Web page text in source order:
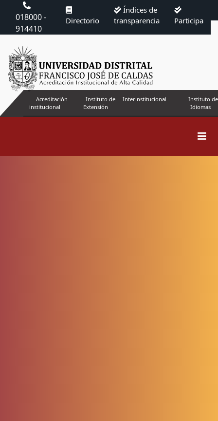
018000 -
914410
Directorio
Índices de
transparencia
Participa
Acreditación
institucional
Instituto de
Extensión
Interinstitucional
Instituto de
Idiomas